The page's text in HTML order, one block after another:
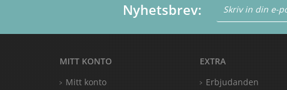
Nyhetsbrev:
EXTRA
Erbjudanden
MITT KONTO
Mitt konto